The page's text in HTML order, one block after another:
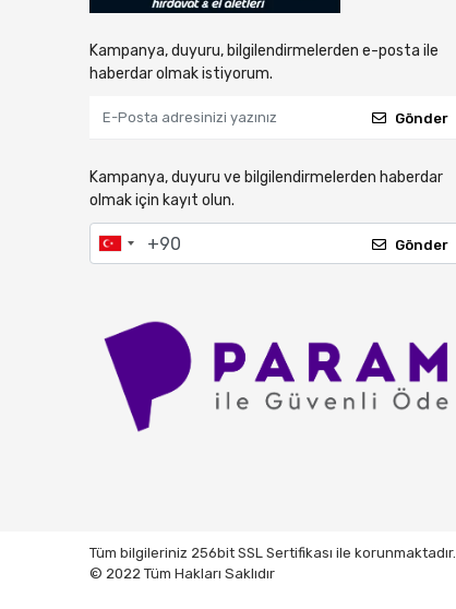
Kampanya, duyuru, bilgilendirmelerden e-posta ile
haberdar olmak istiyorum.
Gönder
Kampanya, duyuru ve bilgilendirmelerden haberdar
olmak için kayıt olun.
Gönder
Tüm bilgileriniz 256bit SSL Sertifikası ile korunmaktadır.
© 2022 Tüm Hakları Saklıdır